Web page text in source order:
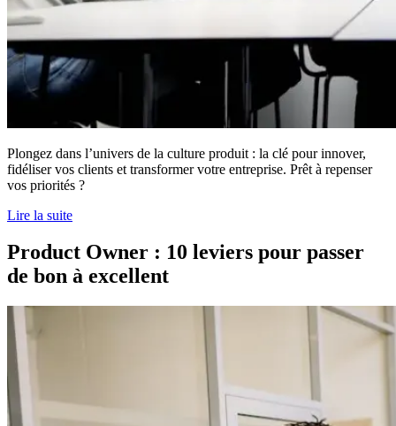
Plongez dans l’univers de la culture produit : la clé pour innover,
fidéliser vos clients et transformer votre entreprise. Prêt à repenser
vos priorités ?
Lire la suite
Product Owner : 10 leviers pour passer
de bon à excellent